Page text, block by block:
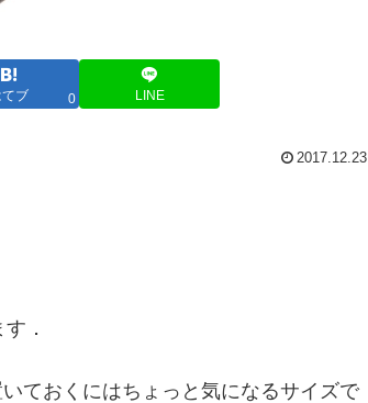
ブ 0 LINE
2017.12.23
．
ておくにはちょっと気になるサイズで